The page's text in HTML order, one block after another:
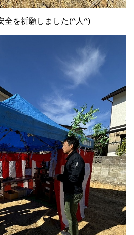
全を祈願しました(^人^)